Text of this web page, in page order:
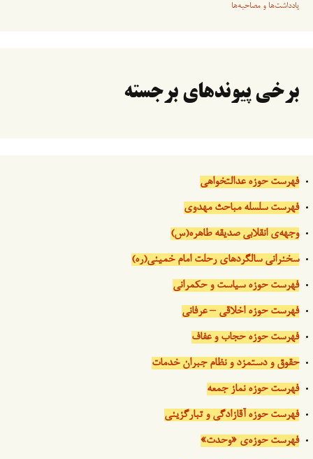
یادداشت‌ها و مصاحبه‌ها
برخی پیوندهای برجسته
فهرست حوزه عدالتخواهی
فهرست سلسله مباحث مهدوی
وجهه‌ی انقلابی صدیقه طاهره(س)
سخنرانی سالگردهای رحلت امام خمینی(ره)
فهرست حوزه سیاست و حکمرانی
فهرست حوزه اخلاقی – عرفانی
فهرست حوزه حجاب و عفاف
حقوق و دستمزد و نظام جبران خدمات
فهرست حوزه نماز جمعه
فهرست حوزه آقازادگی و تبارگزینی
فهرست حوزه‌ی «وحدت»